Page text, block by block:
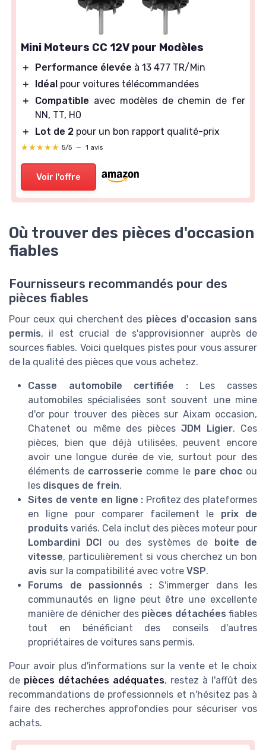
Mini Moteurs CC 12V pour Modèles
＋ Performance élevée à 13 477 TR/Min
＋
Idéal pour voitures télécommandées
＋
Compatible avec modèles de chemin de fer
NN, TT, H0
＋
Lot de 2 pour un bon rapport qualité-prix
★★★★★
★★★★★ 5/5 — 1 avis
Voir l'offre
Où trouver des pièces d'occasion
fiables
Fournisseurs recommandés pour des
pièces fiables
Pour ceux qui cherchent des pièces d'occasion sans
permis, il est crucial de s'approvisionner auprès de
sources fiables. Voici quelques pistes pour vous assurer
de la qualité des pièces que vous achetez.
Casse automobile certifiée :Les casses
automobiles spécialisées sont souvent une mine
d'or pour trouver des pièces sur Aixam occasion,
Chatenet ou même des piècesJDM Ligier. Ces
pièces, bien que déjà utilisées, peuvent encore
avoir une longue durée de vie, surtout pour des
éléments de carrosserie comme le pare chocou
les disques de frein.
Sites de vente en ligne : Profitez des plateformes
en ligne pour comparer facilement le prix de
produits variés. Cela inclut des pièces moteur pour
Lombardini DCI
ou des systèmes de
boite de
vitesse, particulièrement si vous cherchez un bon
avis sur la compatibilité avec votre VSP.
Forums de passionnés :S'immerger dans les
communautés en ligne peut être une excellente
manière de dénicher des pièces détachées fiables
tout en bénéficiant des conseils d'autres
propriétaires de voitures sans permis.
Pour avoir plus d'informations sur la vente et le choix
de pièces détachées adéquates, restez à l'affût des
recommandations de professionnels et n'hésitez pas à
faire des recherches approfondies pour sécuriser vos
achats.